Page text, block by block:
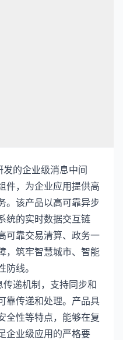
的企业级消息中间
件，为企业应用提供高
。该产品以高可靠异步
统的实时数据交互链
可靠交易清算、政务一
，筑牢智慧城市、智能
线。
递机制，支持同步和
靠传递和处理。产品具
全性等特点，能够在复
企业级应用的严格要